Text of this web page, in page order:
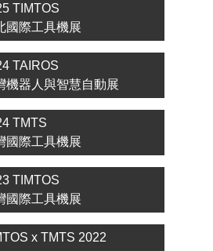
TIMTOS
國際工具機展
TAIROS
機器人與智慧自動展
TMTS
國際工具機展
TIMTOS
國際工具機展
x TMTS 2022